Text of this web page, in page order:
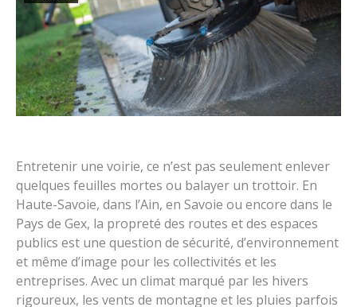
Entretenir une voirie, ce n’est pas seulement enlever
quelques feuilles mortes ou balayer un trottoir. En
Haute-Savoie, dans l’Ain, en Savoie ou encore dans le
Pays de Gex, la propreté des routes et des espaces
publics est une question de sécurité, d’environnement
et même d’image pour les collectivités et les
entreprises. Avec un climat marqué par les hivers
rigoureux, les vents de montagne et les pluies parfois